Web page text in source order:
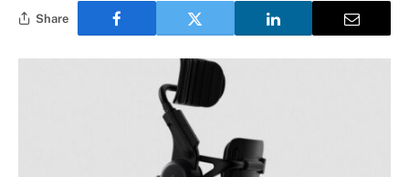
Share